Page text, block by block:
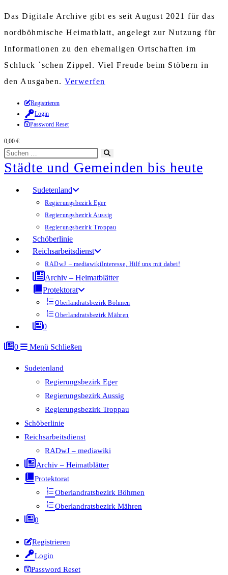
Das Digitale Archive gibt es seit August 2021 für das
nordböhmische Heimatblatt, angelegt zur Nutzung für
Informationen zu den ehemaligen Ortschaften im
Schluck `schen Zippel. Viel Freude beim Stöbern in
den Ausgaben. Verwerfen
Zum
Inhalt
springen
Registrieren
Login
Password Reset
0,00 €
Diese
Website
durchsuchen
starten
Städte und Gemeinden bis heute
Sudetenland
Regierungsbezirk Eger
Regierungsbezirk Aussig
Regierungsbezirk Troppau
Schöberlinie
Reichsarbeitsdienst
RADwJ – mediawikiInteresse, Hilf uns mit dabei!
Archiv – Heimatblätter
Protektorat
Oberlandratsbezirk Böhmen
Oberlandratsbezirk Mähren
0
0 Menü Schließen
Sudetenland
Regierungsbezirk Eger
Regierungsbezirk Aussig
Regierungsbezirk Troppau
Schöberlinie
Reichsarbeitsdienst
RADwJ – mediawiki
Archiv – Heimatblätter
Protektorat
Oberlandratsbezirk Böhmen
Oberlandratsbezirk Mähren
0
Registrieren
Login
Password Reset